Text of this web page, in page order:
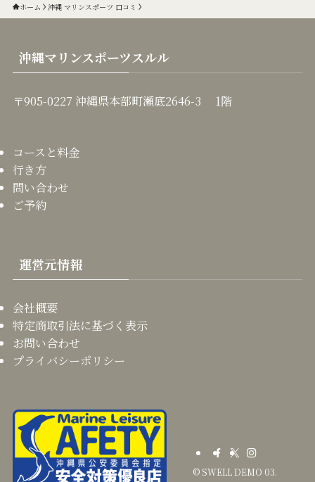
ホーム 沖縄 マリンスポーツ 口コミ
沖縄マリンスポーツスルル
〒905-0227 沖縄県本部町瀬底2646-3 1階
コースと料金
行き方
問い合わせ
ご予約
運営元情報
会社概要
特定商取引法に基づく表示
お問い合わせ
プライバシーポリシー
©SWELL DEMO 03.